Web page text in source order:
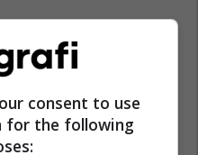
consent to use
for the following